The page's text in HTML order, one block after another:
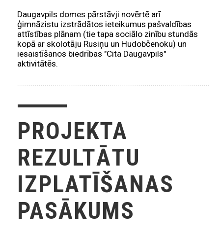
Daugavpils domes pārstāvji novērtē arī
ģimnāzistu izstrādātos ieteikumus pašvaldības
attīstības plānam (tie tapa sociālo zinību stundās
kopā ar skolotāju Rusiņu un Hudobčenoku) un
iesaistīšanos biedrības "Cita Daugavpils"
aktivitātēs.
PROJEKTA
REZULTĀTU
IZPLATĪŠANAS
PASĀKUMS